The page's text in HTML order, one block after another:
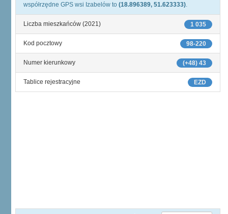
współrzędne GPS wsi Izabelów to (18.896389, 51.623333).
1 035
Liczba mieszkańców (2021)
98-220
Kod pocztowy
(+48) 43
Numer kierunkowy
EZD
Tablice rejestracyjne